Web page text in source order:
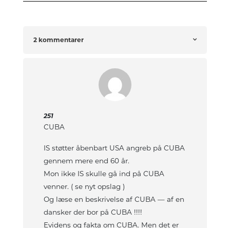
2 kommentarer
251
CUBA
IS støtter åbenbart USA angreb på CUBA
gennem mere end 60 år.
Mon ikke IS skulle gå ind på CUBA
venner. ( se nyt opslag )
Og læse en beskrivelse af CUBA — af en
dansker der bor på CUBA !!!!
Evidens og fakta om CUBA. Men det er